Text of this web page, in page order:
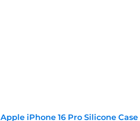
Apple iPhone 16 Pro Silicone Case